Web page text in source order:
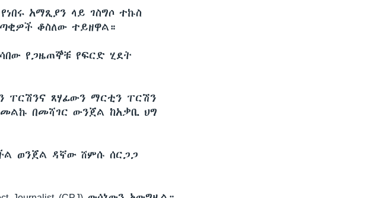
አማጺያን ላይ ገስግሶ ተኩስ
ቆስለው ተይዘዋል።
የጋዜጠኞቹ የፍርድ ሂደት
ፐርሽንና ጸሃፊውን ማርቲን ፐርሽን
መልኩ በመሻገር ውንጀል ከአቃቢ ህግ
ወንጀል ዳኛው ሸምሱ ሰርጋጋ